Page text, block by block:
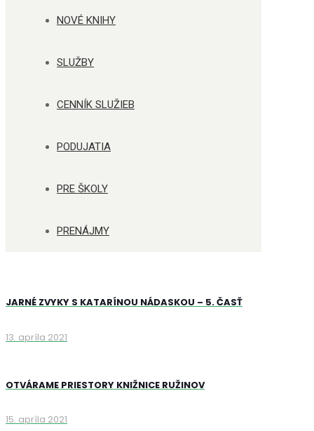
NOVÉ KNIHY
SLUŽBY
CENNÍK SLUŽIEB
PODUJATIA
PRE ŠKOLY
PRENÁJMY
JARNÉ ZVYKY S KATARÍNOU NÁDASKOU – 5. ČASŤ
13. apríla 2021
OTVÁRAME PRIESTORY KNIŽNICE RUŽINOV
15. apríla 2021